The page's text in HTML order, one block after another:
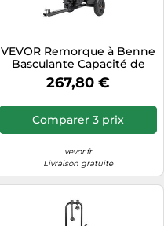
VEVOR Remorque à Benne
Basculante Capacité de
Charge 340 kg Remorque
Utilitaire de Jardin Robuste
Chariot de Transport à
Déversement 0,4 m³ pour
VTT
267,80 €
Comparer 3 prix
vevor.fr
Livraison gratuite